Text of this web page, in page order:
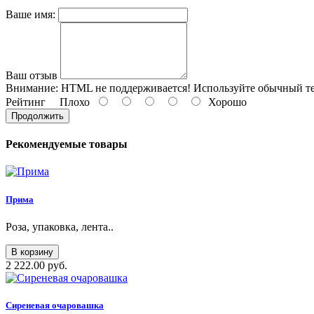
Ваше имя:
Ваш отзыв
Внимание: HTML не поддерживается! Используйте обычный
Рейтинг Плохо Хорошо
Продолжить
Рекомендуемые товары
Прима
Роза, упаковка, лента..
В корзину
2 222.00 руб.
Сиреневая очаровашка